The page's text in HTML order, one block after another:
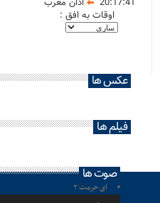
اوقات به افق :
عکس ها
فیلم ها
صوت ها
ای حرمت ۲
پخش‌کننده